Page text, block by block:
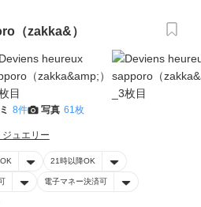
（zakka&）
8件 写真 61枚
ュエリー
21時以降OK
電子マネー決済可